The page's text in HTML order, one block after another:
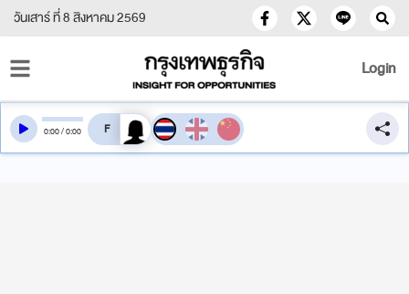
วันเสาร์ ที่ 8 สิงหาคม 2569
Login
0:00/0:00 สลับเสียงอ่าน